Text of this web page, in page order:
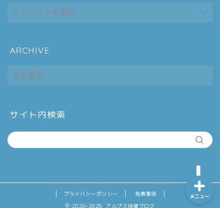
ARCHIVE
ARCHIVE
サイト内検索
プライバシーポリシー
免責事項
2020–2026 アルプス投資ブログ
メニュー